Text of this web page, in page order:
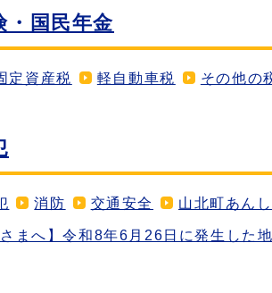
・国民年金
定資産税 軽自動車税 その他の
消防 交通安全 山北町あん
さまへ】令和8年6月26日に発生した